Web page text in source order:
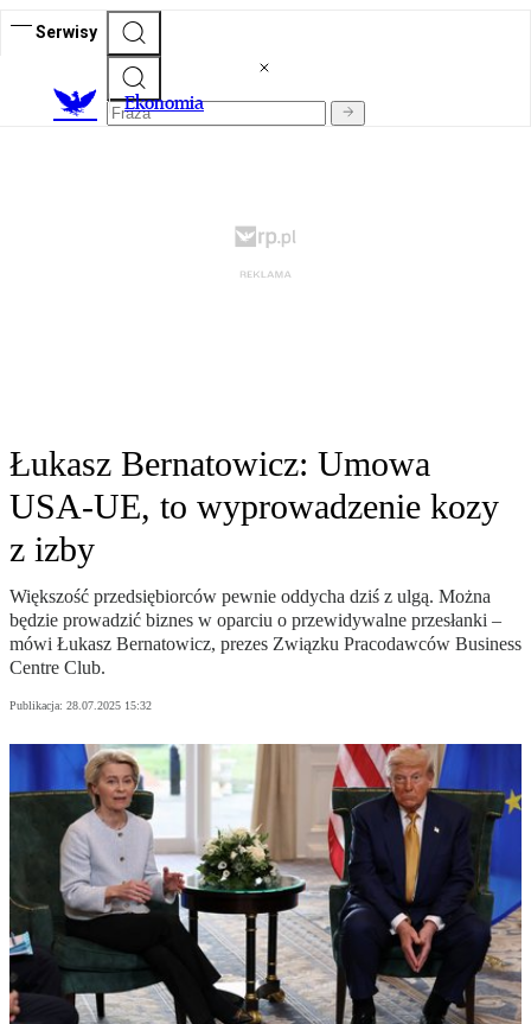
Serwisy
Ekonomia
Łukasz Bernatowicz: Umowa
USA-UE, to wyprowadzenie kozy
z izby
Większość przedsiębiorców pewnie oddycha dziś z ulgą. Można
będzie prowadzić biznes w oparciu o przewidywalne przesłanki –
mówi Łukasz Bernatowicz, prezes Związku Pracodawców Business
Centre Club.
Publikacja: 28.07.2025 15:32